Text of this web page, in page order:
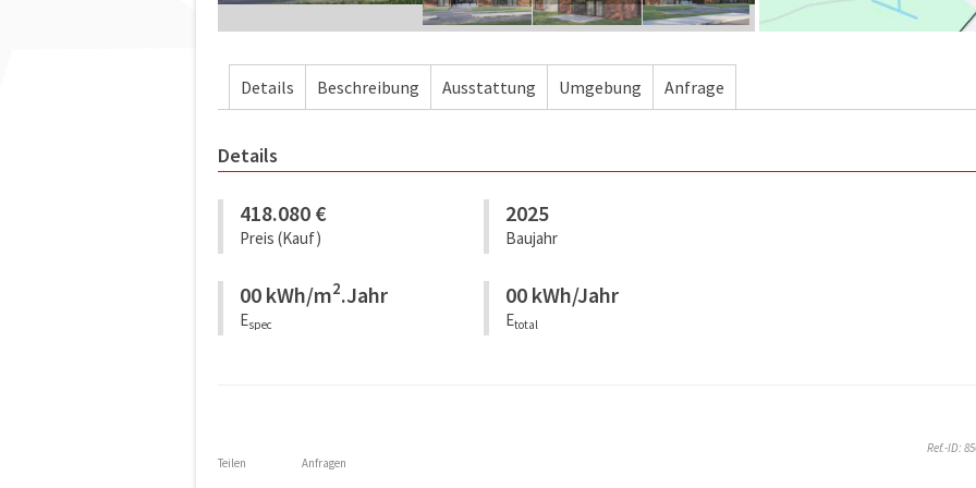
Details Beschreibung Ausstattung Umgebung Anfrage
Details
418.080 €
Preis (Kauf)
2025
Baujahr
00 kWh/m2.Jahr
Espec
00 kWh/Jahr
Etotal
Teilen Anfragen
Ref.-ID: